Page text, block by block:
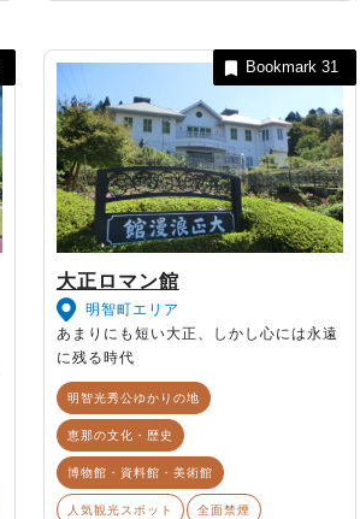
大正ロマン館
明智町エリア
あまりにも短い大正、しかし心には永遠
に残る時代
明智光秀公ゆかりの地
恵那の文化・歴史
博物館・資料館・美術館
人気観光スポット 全面禁煙
Bookmark31